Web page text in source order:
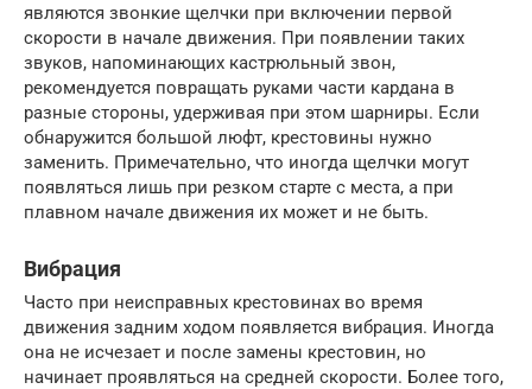
являются звонкие щелчки при включении первой
скорости в начале движения. При появлении таких
звуков, напоминающих кастрюльный звон,
рекомендуется повращать руками части кардана в
разные стороны, удерживая при этом шарниры. Если
обнаружится большой люфт, крестовины нужно
заменить. Примечательно, что иногда щелчки могут
появляться лишь при резком старте с места, а при
плавном начале движения их может и не быть.
Вибрация
Часто при неисправных крестовинах во время
движения задним ходом появляется вибрация. Иногда
она не исчезает и после замены крестовин, но
начинает проявляться на средней скорости. Более того,